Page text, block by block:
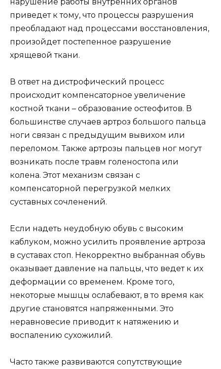
приведет к тому, что процессы разрушения
преобладают над процессами восстановления,
произойдет постепенное разрушение
хрящевой ткани.
В ответ на дистрофический процесс
происходит компенсаторное увеличение
костной ткани – образование остеофитов. В
большинстве случаев артроз большого пальца
ноги связан с предыдущим вывихом или
переломом. Также артрозы пальцев ног могут
возникать после травм голеностопа или
колена. Этот механизм связан с
компенсаторной перегрузкой мелких
суставных сочленений.
Если надеть неудобную обувь с высоким
каблуком, можно усилить проявление артроза
в суставах стоп. Некорректно выбранная обувь
оказывает давление на пальцы, что ведет к их
деформации со временем. Кроме того,
некоторые мышцы ослабевают, в то время как
другие становятся напряженными. Это
неравновесие приводит к натяжению и
воспалению сухожилий.
Часто также развиваются сопутствующие